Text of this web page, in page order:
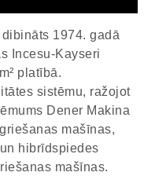
1974. gadā
Incesu-Kayseri
platībā.
sistēmu, ražojot
Dener Makina
mašīnas,
hibrīdspiedes
mašīnas.